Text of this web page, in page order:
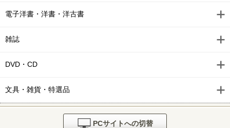
電子洋書・洋書・洋古書
雑誌
DVD・CD
文具・雑貨・特選品
PCサイトへの切替